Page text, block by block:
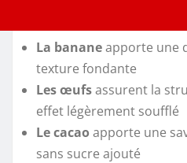
La bananeapporte une
texture fondante
Les œufsassurent la
effet légèrement soufflé
Le cacao apporte une
sans sucre ajouté